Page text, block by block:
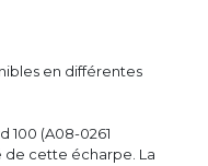
en différentes
100 (A08-0261
de cette écharpe. La